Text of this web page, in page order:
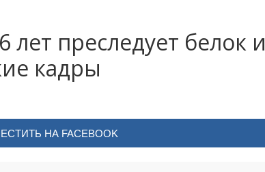
преследует белок и
кадры
НА FACEBOOK